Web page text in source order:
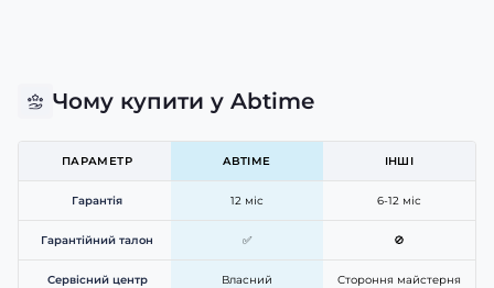
Чому купити у Abtime
ПАРАМЕТР ABTIME ІНШІ
Гарантія 12 міс 6-12 міс
Гарантійний талон ✅ 🚫
Сервісний центр Власний Стороння майстерня